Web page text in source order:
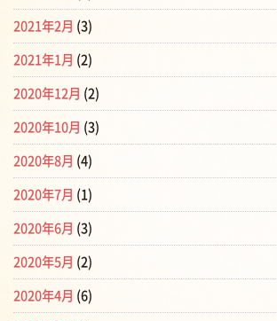
2021年2月 (3)
2021年1月 (2)
2020年12月 (2)
2020年10月 (3)
2020年8月 (4)
2020年7月 (1)
2020年6月 (3)
2020年5月 (2)
2020年4月 (6)